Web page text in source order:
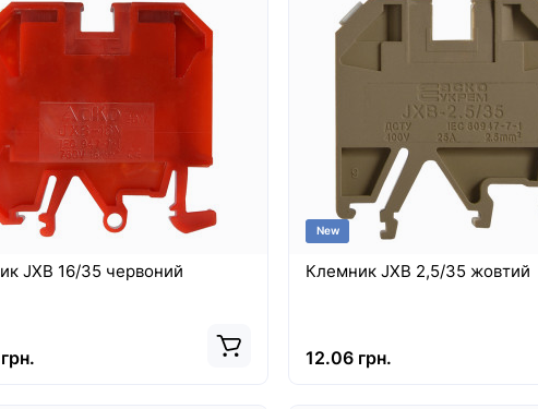
JXB 16/35 червоний
New
Клемник JXB 2,5/35 жовтий
12.06 грн.